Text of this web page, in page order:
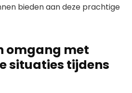
bieden aan deze prachtige
omgang met
situaties tijdens